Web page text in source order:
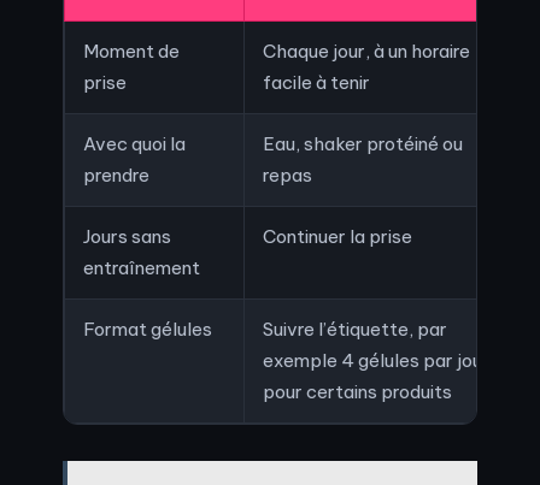
Moment de
prise
Chaque jour, à un horaire
facile à tenir
Avec quoi la
prendre
Eau, shaker protéiné ou
repas
Jours sans
entraînement
Continuer la prise
Format gélules
Suivre l’étiquette, par
exemple 4 gélules par jour
pour certains produits